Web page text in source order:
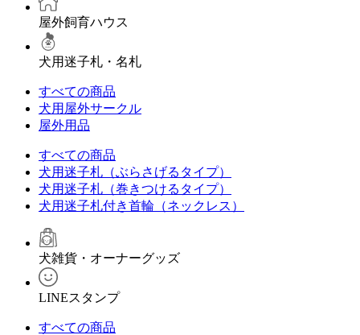
屋外飼育ハウス
犬用迷子札・名札
すべての商品
犬用屋外サークル
屋外用品
すべての商品
犬用迷子札（ぶらさげるタイプ）
犬用迷子札（巻きつけるタイプ）
犬用迷子札付き首輪（ネックレス）
犬雑貨・オーナーグッズ
LINEスタンプ
すべての商品